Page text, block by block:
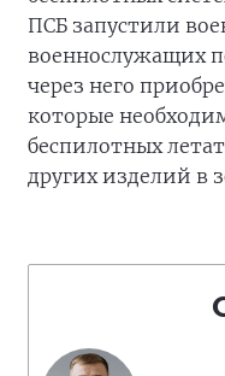
ПСБ запустили
военнослужащих
через него
которые
беспилотных
других изделий в